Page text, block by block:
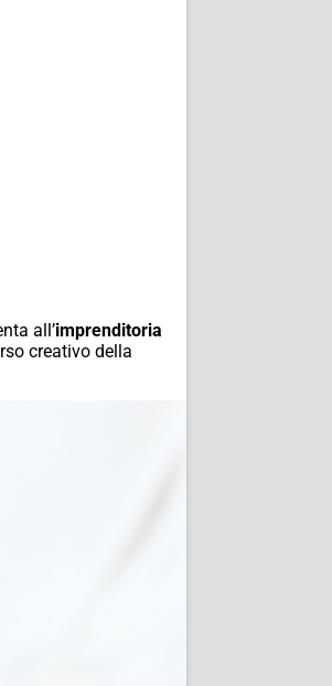
all’imprenditoria
creativo della